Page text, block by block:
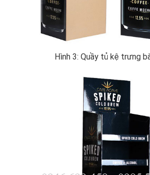
Hình 3: Quầy tủ kệ trưng